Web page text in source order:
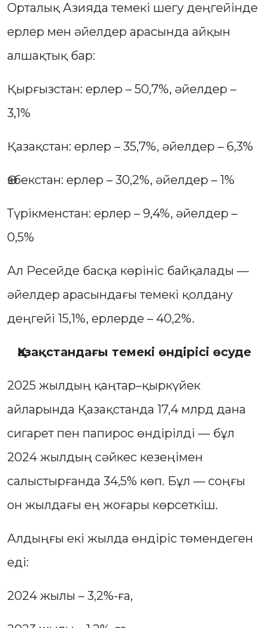
Орталық Азияда темекі шегу деңгейінде
ерлер мен әйелдер арасында айқын
алшақтық бар:
Қырғызстан: ерлер – 50,7%, әйелдер –
3,1%
Қазақстан: ерлер – 35,7%, әйелдер – 6,3%
Өзбекстан: ерлер – 30,2%, әйелдер – 1%
Түрікменстан: ерлер – 9,4%, әйелдер –
0,5%
Ал Ресейде басқа көрініс байқалады —
әйелдер арасындағы темекі қолдану
деңгейі 15,1%, ерлерде – 40,2%.
Қазақстандағы темекі өндірісі өсуде
2025 жылдың қаңтар–қыркүйек
айларында Қазақстанда 17,4 млрд дана
сигарет пен папирос өндірілді — бұл
2024 жылдың сәйкес кезеңімен
салыстырғанда 34,5% көп. Бұл — соңғы
он жылдағы ең жоғары көрсеткіш.
Алдыңғы екі жылда өндіріс төмендеген
еді:
2024 жылы – 3,2%-ға,